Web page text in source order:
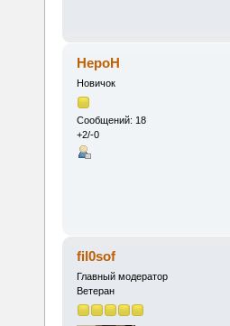
HepoH
Новичок
Сообщений: 18
+2/-0
fil0sof
Главный модератор
Ветеран